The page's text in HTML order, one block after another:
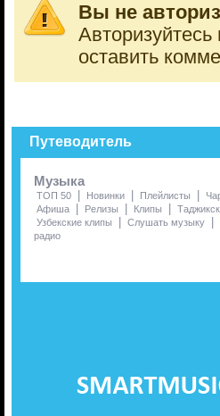
Вы не
Авторизуйтесь
оставить
Путеводитель
Музыка
ТОП 50 Новинки Плейлисты
Афиша Релизы Клипы
Узбекские клипы Слушать музыку
радио